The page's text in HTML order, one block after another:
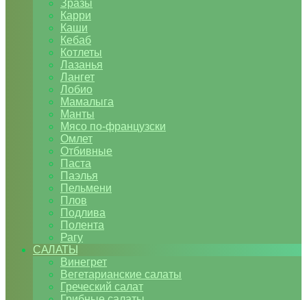
Зразы
Карри
Каши
Кебаб
Котлеты
Лазанья
Лангет
Лобио
Мамалыга
Манты
Мясо по-французски
Омлет
Отбивные
Паста
Паэлья
Пельмени
Плов
Подлива
Полента
Рагу
САЛАТЫ
Винегрет
Вегетарианские салаты
Греческий салат